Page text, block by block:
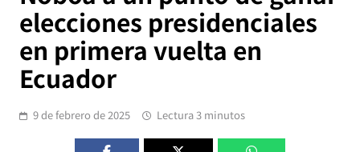
elecciones presidenciales
en primera vuelta en
Ecuador
9 de febrero de 2025 Lectura 3 minutos